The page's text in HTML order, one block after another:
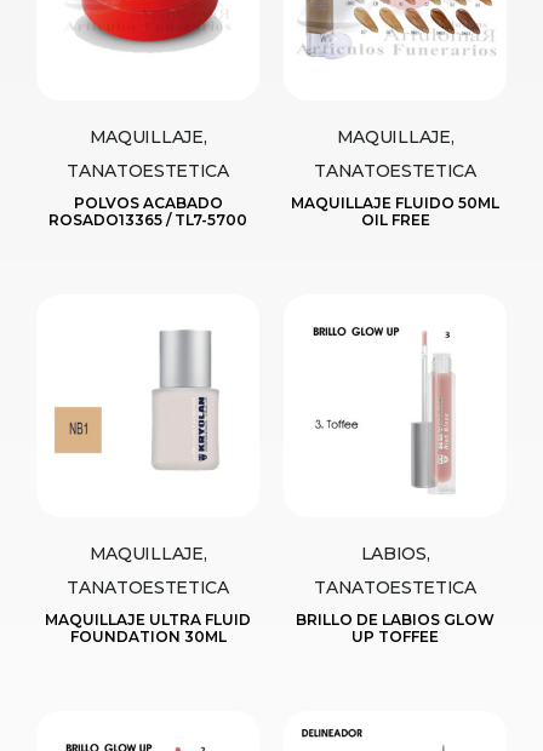
MAQUILLAJE,
TANATOESTETICA
POLVOS ACABADO
ROSADO13365 / TL7-5700
MAQUILLAJE,
TANATOESTETICA
MAQUILLAJE FLUIDO 50ML
OIL FREE
MAQUILLAJE,
TANATOESTETICA
MAQUILLAJE ULTRA FLUID
FOUNDATION 30ML
LABIOS,
TANATOESTETICA
BRILLO DE LABIOS GLOW
UP TOFFEE